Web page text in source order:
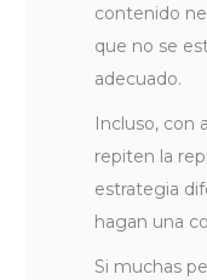
contenido
que no se
adecuado.
Incluso, con
repiten la
estrategia
hagan una
Si muchas